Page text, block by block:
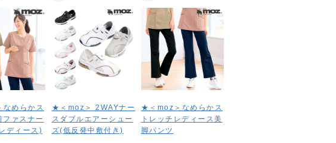
めらかス
ファスナー
ディース)
★＜moz＞ 2WAYナー
スダブルエアーシュー
ズ(低反発中敷付き)
★＜moz＞なめらかス
トレッチレディース美
脚パンツ